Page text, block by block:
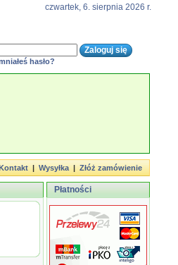
czwartek, 6. sierpnia 2026 r.
hasło?
|Wysyłka|Złóż zamówienie
Płatności